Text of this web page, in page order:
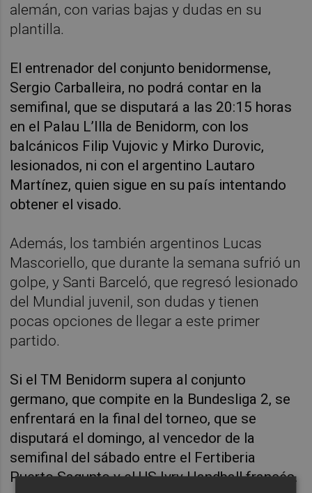
alemán, con varias bajas y dudas en su
plantilla.
El entrenador del conjunto benidormense,
Sergio Carballeira, no podrá contar en la
semifinal, que se disputará a las 20:15 horas
en el Palau L’Illa de Benidorm, con los
balcánicos Filip Vujovic y Mirko Durovic,
lesionados, ni con el argentino Lautaro
Martínez, quien sigue en su país intentando
obtener el visado.
Además, los también argentinos Lucas
Mascoriello, que durante la semana sufrió un
golpe, y Santi Barceló, que regresó lesionado
del Mundial juvenil, son dudas y tienen
pocas opciones de llegar a este primer
partido.
Si el TM Benidorm supera al conjunto
germano, que compite en la Bundesliga 2, se
enfrentará en la final del torneo, que se
disputará el domingo, al vencedor de la
semifinal del sábado entre el Fertiberia
Puerto Sagunto y el US Ivry Handball francés.